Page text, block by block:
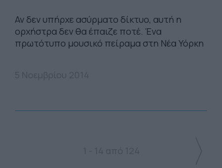
Αν δεν υπήρχε ασύρματο δίκτυο, αυτή η
ορχήστρα δεν θα έπαιζε ποτέ. Ένα
πρωτότυπο μουσικό πείραμα στη Νέα Υόρκη